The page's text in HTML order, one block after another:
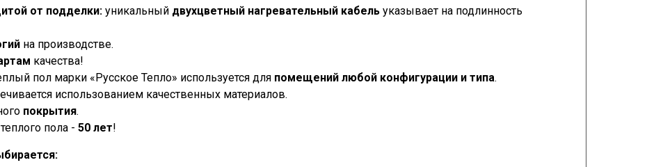
от подделки: уникальный двухцветный нагревательный кабель указывает на подлинность
на производстве.
качества!
пол марки «Русское Тепло» используется для помещений любой конфигурации и типа.
использованием качественных материалов.
покрытия.
пола - 50 лет!